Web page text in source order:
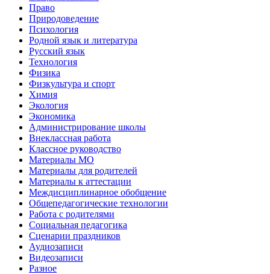
Право
Природоведение
Психология
Родной язык и литература
Русский язык
Технология
Физика
Физкультура и спорт
Химия
Экология
Экономика
Администрирование школы
Внеклассная работа
Классное руководство
Материалы МО
Материалы для родителей
Материалы к аттестации
Междисциплинарное обобщение
Общепедагогические технологии
Работа с родителями
Социальная педагогика
Сценарии праздников
Аудиозаписи
Видеозаписи
Разное